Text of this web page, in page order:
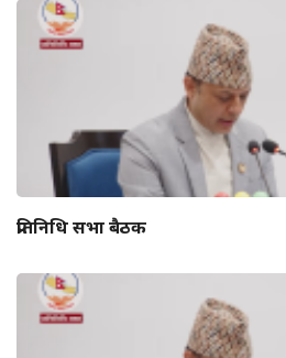
प्रतिनिधि सभा बैठक